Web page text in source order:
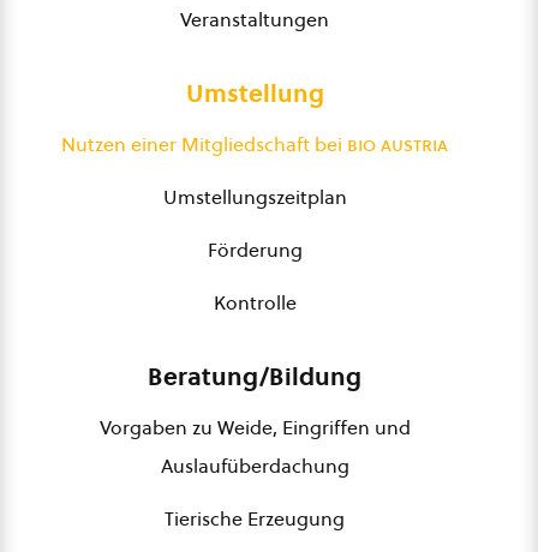
Veranstaltungen
Umstellung
Nutzen einer Mitgliedschaft bei bio austria
Umstellungszeitplan
Förderung
Kontrolle
Beratung/Bildung
Vorgaben zu Weide, Eingriffen und
Auslaufüberdachung
Tierische Erzeugung